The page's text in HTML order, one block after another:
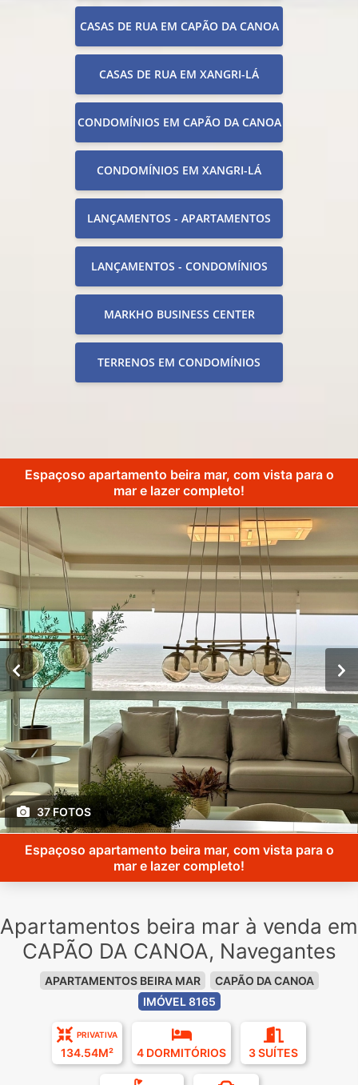
CASAS DE RUA EM CAPÃO DA CANOA
CASAS DE RUA EM XANGRI-LÁ
CONDOMÍNIOS EM CAPÃO DA CANOA
CONDOMÍNIOS EM XANGRI-LÁ
LANÇAMENTOS - APARTAMENTOS
LANÇAMENTOS - CONDOMÍNIOS
MARKHO BUSINESS CENTER
TERRENOS EM CONDOMÍNIOS
Espaçoso apartamento beira mar, com vista para o
mar e lazer completo!
37 FOTOS
Espaçoso apartamento beira mar, com vista para o
mar e lazer completo!
Apartamentos beira mar à venda em
CAPÃO DA CANOA, Navegantes
APARTAMENTOS BEIRA MAR
CAPÃO DA CANOA
IMÓVEL 8165
PRIVATIVA
134.54M² 4 DORMITÓRIOS 3 SUÍTES